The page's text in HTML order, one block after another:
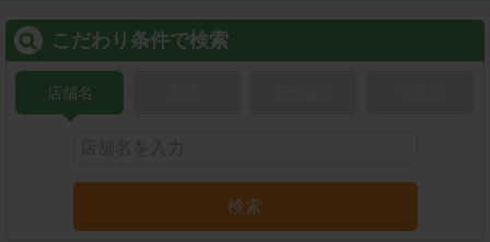
こだわり条件で検索
店舗名
検索